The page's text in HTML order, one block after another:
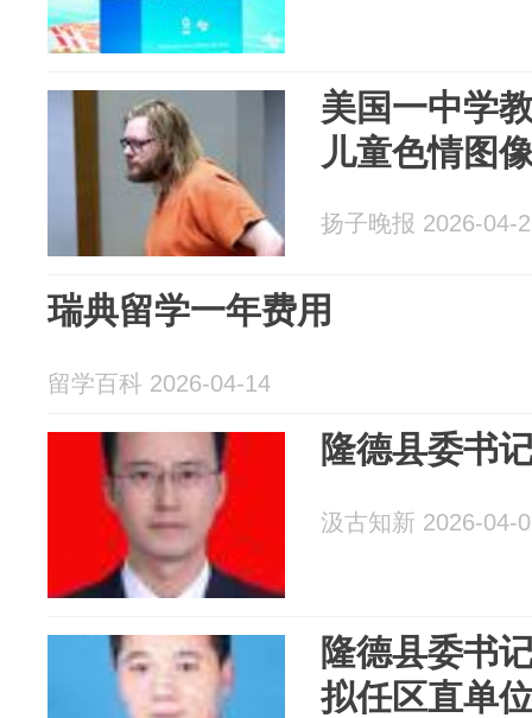
美国一中学
儿童色情图
扬子晚报 2026-04-
瑞典留学一年费用
留学百科 2026-04-14
隆德县委书
汲古知新 2026-04-
隆德县委书
拟任区直单